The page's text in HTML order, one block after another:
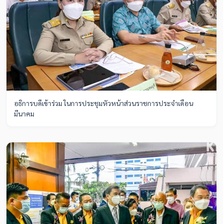
อธิการบดีเข้าร่วม ในการประชุมหัวหน้าส่วนราชการประจำเดือน
มีนาคม